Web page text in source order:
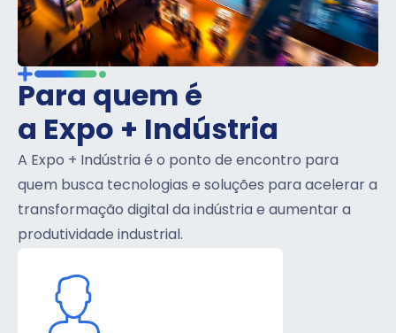
Para quem é
a Expo + Indústria
A Expo + Indústria é o ponto de encontro para
quem busca tecnologias e soluções para acelerar a
transformação digital da indústria e aumentar a
produtividade industrial.